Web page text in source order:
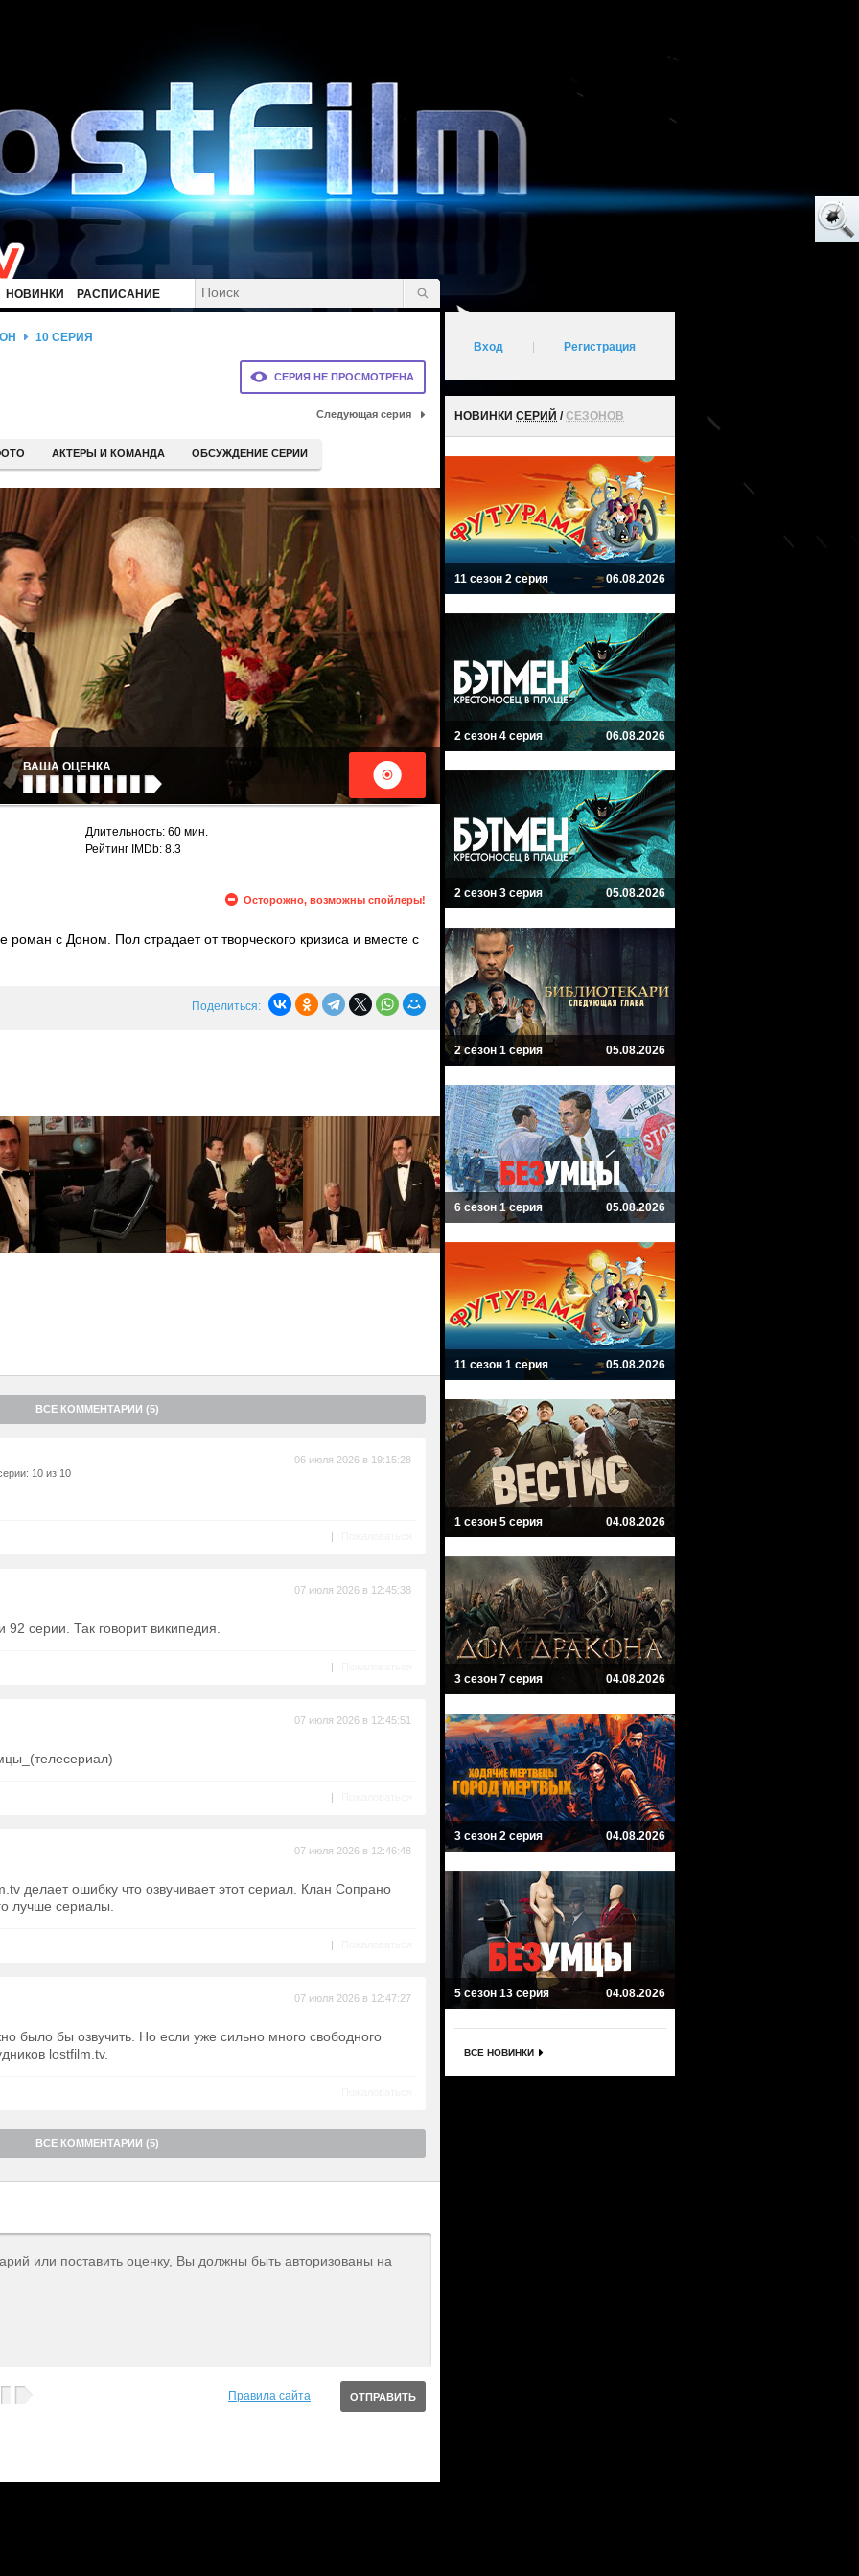
НОВИНКИ РАСПИСАНИЕ
СЕРИЯ НЕ ПРОСМОТРЕНА
10 СЕРИЯ
Следующая серия
АКТЕРЫ И КОМАНДА ОБСУЖДЕНИЕ СЕРИИ
ВАША ОЦЕНКА
Длительность: 60 мин.
Рейтинг IMDb: 8.3
Осторожно, возможны спойлеры!
с Доном. Пол страдает от творческого кризиса и вместе с
презентацию. Тем временем Бэтти находит ключ от
Поделиться:
ВСЕ КОММЕНТАРИИ (5)
10 из 10
06 июля 2026 в 19:15:28
|
07 июля 2026 в 12:45:38
серии. Так говорит википедия.
|
07 июля 2026 в 12:45:51
|
07 июля 2026 в 12:46:48
делает ошибку что озвучивает этот сериал. Клан Сопрано
лучше сериалы.
|
07 июля 2026 в 12:47:27
было бы озвучить. Но если уже сильно много свободного
lostfilm.tv.
ВСЕ КОММЕНТАРИИ (5)
или поставить оценку, Вы должны быть авторизованы на
Правила сайта
Вход Регистрация
НОВИНКИ СЕРИЙ /СЕЗОНОВ
11 сезон 2 серия 06.08.2026
2 сезон 4 серия 06.08.2026
2 сезон 3 серия 05.08.2026
2 сезон 1 серия 05.08.2026
6 сезон 1 серия 05.08.2026
11 сезон 1 серия 05.08.2026
1 сезон 5 серия 04.08.2026
3 сезон 7 серия 04.08.2026
3 сезон 2 серия 04.08.2026
5 сезон 13 серия 04.08.2026
ВСЕ НОВИНКИ